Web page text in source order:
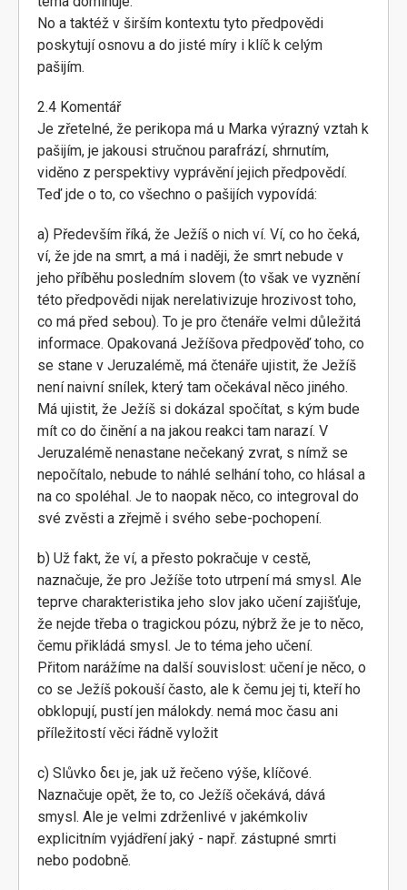
No a taktéž v širším kontextu tyto předpovědi
poskytují osnovu a do jisté míry i klíč k celým
pašijím.
2.4 Komentář
Je zřetelné, že perikopa má u Marka výrazný vztah k
pašijím, je jakousi stručnou parafrází, shrnutím,
viděno z perspektivy vyprávění jejich předpovědí.
Teď jde o to, co všechno o pašijích vypovídá:
a) Především říká, že Ježíš o nich ví. Ví, co ho čeká,
ví, že jde na smrt, a má i naději, že smrt nebude v
jeho příběhu posledním slovem (to však ve vyznění
této předpovědi nijak nerelativizuje hrozivost toho,
co má před sebou). To je pro čtenáře velmi důležitá
informace. Opakovaná Ježíšova předpověď toho, co
se stane v Jeruzalémě, má čtenáře ujistit, že Ježíš
není naivní snílek, který tam očekával něco jiného.
Má ujistit, že Ježíš si dokázal spočítat, s kým bude
mít co do činění a na jakou reakci tam narazí. V
Jeruzalémě nenastane nečekaný zvrat, s nímž se
nepočítalo, nebude to náhlé selhání toho, co hlásal a
na co spoléhal. Je to naopak něco, co integroval do
své zvěsti a zřejmě i svého sebe-pochopení.
b) Už fakt, že ví, a přesto pokračuje v cestě,
naznačuje, že pro Ježíše toto utrpení má smysl. Ale
teprve charakteristika jeho slov jako učení zajišťuje,
že nejde třeba o tragickou pózu, nýbrž že je to něco,
čemu přikládá smysl. Je to téma jeho učení.
Přitom narážíme na další souvislost: učení je něco, o
co se Ježíš pokouší často, ale k čemu jej ti, kteří ho
obklopují, pustí jen málokdy. nemá moc času ani
příležitostí věci řádně vyložit
c) Slůvko δει je, jak už řečeno výše, klíčové.
Naznačuje opět, že to, co Ježíš očekává, dává
smysl. Ale je velmi zdrženlivé v jakémkoliv
explicitním vyjádření jaký - např. zástupné smrti
nebo podobně.